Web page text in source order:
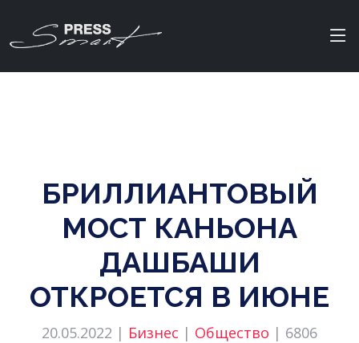
БРИЛЛИАНТОВЫЙ
МОСТ КАНЬОНА
ДАШБАШИ
ОТКРОЕТСЯ В ИЮНЕ
20.05.2022 | Бизнес | Общество | 6806